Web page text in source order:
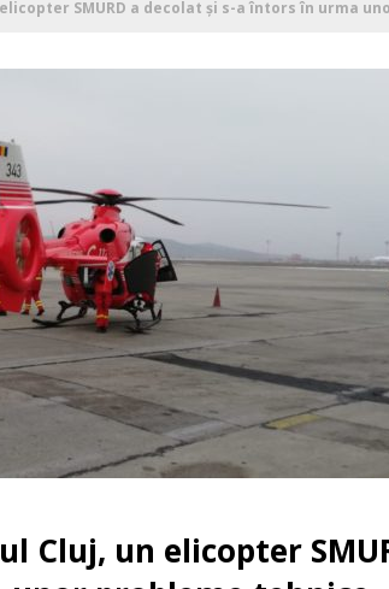
SMURD a decolat și s-a întors în urma
Cluj, un elicopter